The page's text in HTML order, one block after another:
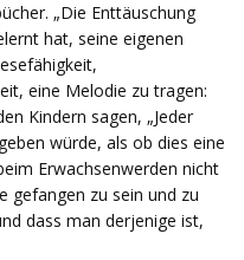
„Die Enttäuschung
hat, seine eigenen
eine Melodie zu tragen:
Kindern sagen, „Jeder
würde, als ob dies eine
Erwachsenwerden nicht
gefangen zu sein und zu
dass man derjenige ist,